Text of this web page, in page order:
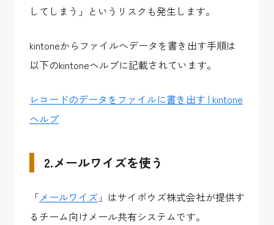
してしまう」というリスクも発生します。
kintoneからファイルへデータを書き出す手順は
以下のkintoneヘルプに記載されています。
レコードのデータをファイルに書き出す | kintone
ヘルプ
2.メールワイズを使う
「メールワイズ 」はサイボウズ株式会社が提供す
るチーム向けメール共有システムです。